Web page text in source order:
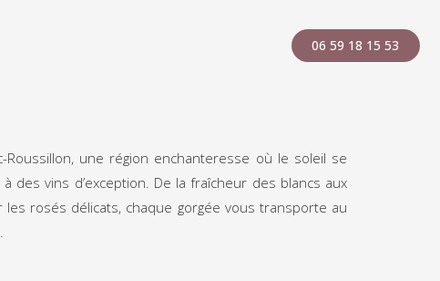
06 59 18 15 53
une région enchanteresse où le soleil se
vins d’exception. De la fraîcheur des blancs aux
rosés délicats, chaque gorgée vous transporte au